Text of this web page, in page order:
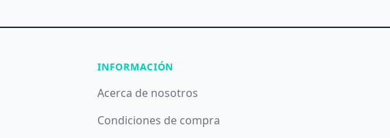
INFORMACIÓN
Acerca de nosotros
Condiciones de compra